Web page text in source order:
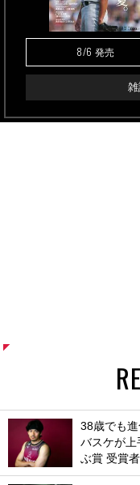
8/6 発売
38歳でも
バスケが上
ぶ賞 受賞